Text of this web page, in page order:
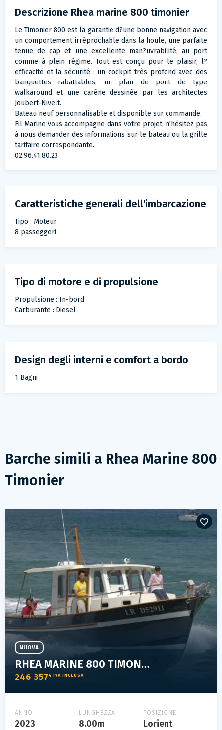
Descrizione Rhea marine 800 timonier
Le Timonier 800 est la garantie d?une bonne navigation avec
un comportement irréprochable dans la houle, une parfaite
tenue de cap et une excellente man?uvrabilité, au port
comme à plein régime. Tout est conçu pour le plaisir, l?
efficacité et la sécurité : un cockpit très profond avec des
banquettes rabattables, un plan de pont de type
walkaround et une carène dessinée par les architectes
Joubert-Nivelt.
Bateau neuf personnalisable et disponible sur commande.
Fil Marine vous accompagne dans votre projet, n'hésitez pas
à nous demander des informations sur le bateau ou la grille
tarifaire correspondante.
02.96.41.80.23
Caratteristiche generali dell'imbarcazione
Tipo : Moteur
8 passeggeri
Tipo di motore e di propulsione
Propulsione : In-bord
Carburante : Diesel
Design degli interni e comfort a bordo
1 Bagni
Barche simili a Rhea Marine 800
Timonier
RHEA MARINE 800 TIMONIER
246 357 € IVA INCLUSA
NUOVA
ANNO
2023
LUNGHEZZA
8.00m
POSIZIONE
Lorient